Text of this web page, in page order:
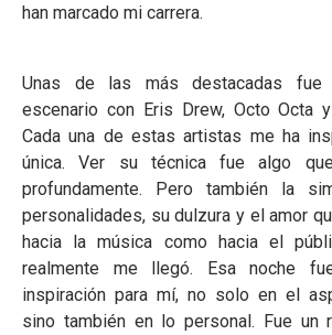
han marcado mi carrera.
Unas de las más destacadas fue
escenario con Eris Drew, Octo Octa
Cada una de estas artistas me ha
única. Ver su técnica fue algo
profundamente. Pero también la
personalidades, su dulzura y el amor
hacia la música como hacia el
realmente me llegó. Esa noche
inspiración para mí, no solo en el
sino también en lo personal. Fue un